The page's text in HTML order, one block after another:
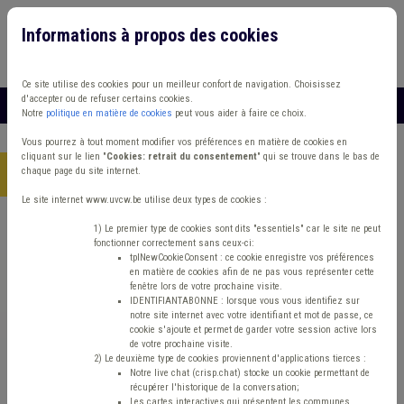
Accueil > Grades légaux Conseil d'état Budget
Trouver un contenu
Grades légaux Conseil d'état Budget
Matière(s) principale(s)
Informations à propos des cookies
Ce site utilise des cookies pour un meilleur confort de navigation. Choisissez
d'accepter ou de refuser certains cookies.
Notre politique en matière de cookies peut vous aider à faire ce choix.
Vous pourrez à tout moment modifier vos préférences en matière de cookies en
cliquant sur le lien "Cookies: retrait du consentement" qui se trouve dans le bas de
chaque page du site internet.
Le site internet www.uvcw.be utilise deux types de cookies :
1) Le premier type de cookies sont dits "essentiels" car le site ne peut
fonctionner correctement sans ceux-ci:
tplNewCookieConsent : ce cookie enregistre vos préférences
en matière de cookies afin de ne pas vous représenter cette
fenêtre lors de votre prochaine visite.
IDENTIFIANTABONNE : lorsque vous vous identifiez sur
notre site internet avec votre identifiant et mot de passe, ce
cookie s'ajoute et permet de garder votre session active lors
de votre prochaine visite.
2) Le deuxième type de cookies proviennent d'applications tierces :
Notre live chat (crisp.chat) stocke un cookie permettant de
récupérer l'historique de la conversation;